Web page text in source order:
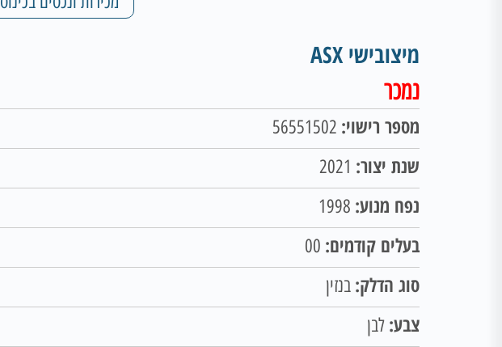
מיצובישי ASX
נמכר
מספר רישוי:
שנת יצור:
נפח מנוע:
בעלים קודמים:
סוג הדלק: בנזין
צבע: לבן